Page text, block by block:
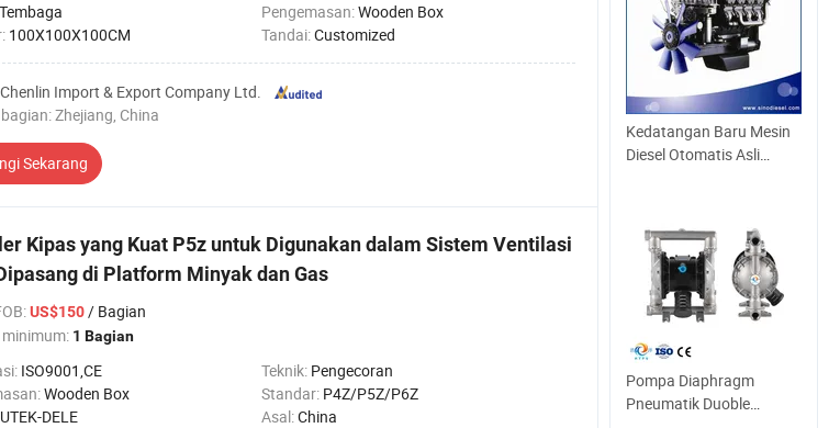
Tembaga Pengemasan:Wooden Box
100X100X100CM Tandai:Customized
Import & Export Company Ltd.
Zhejiang, China
Sekarang
Kipas yang Kuat P5z untuk Digunakan dalam Sistem Ventilasi
di Platform Minyak dan Gas
:US$150/ Bagian
1 Bagian
ISO9001,CE Teknik: Pengecoran
Wooden Box Standar: P4Z/P5Z/P6Z
UTEK-DELE Asal:China
Kedatangan Baru Mesin
Diesel Otomatis Asli
Pompa Diaphragm
Pneumatik Duoble